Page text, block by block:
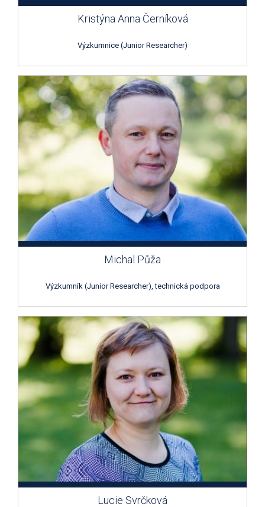
Kristýna Anna Černíková
Výzkumnice (Junior Researcher)
Michal Půža
Výzkumník (Junior Researcher), technická podpora
Lucie Svrčková